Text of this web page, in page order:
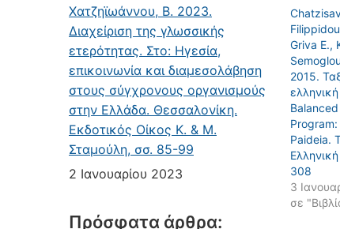
Χατζηϊωάννου, Β. 2023.
Διαχείριση της γλωσσικής
ετερότητας. Στο: Ηγεσία,
επικοινωνία και διαμεσολάβηση
στους σύγχρονους οργανισμούς
στην Ελλάδα. Θεσσαλονίκη.
Εκδοτικός Οίκος Κ. & Μ.
Σταμούλη, σσ. 85-99
2 Ιανουαρίου 2023
Πρόσφατα άρθρα:
Griva E.,
2015.
Paideia.
308
3
σε